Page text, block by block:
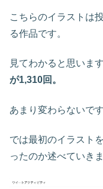
こちらのイラストは
る作品です。
見てわかると思います
が1,310回。
あまり変わらないです
では最初のイラスト
ったのか述べていきま